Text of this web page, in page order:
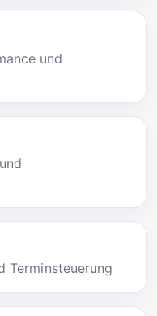
und
Terminsteuerung